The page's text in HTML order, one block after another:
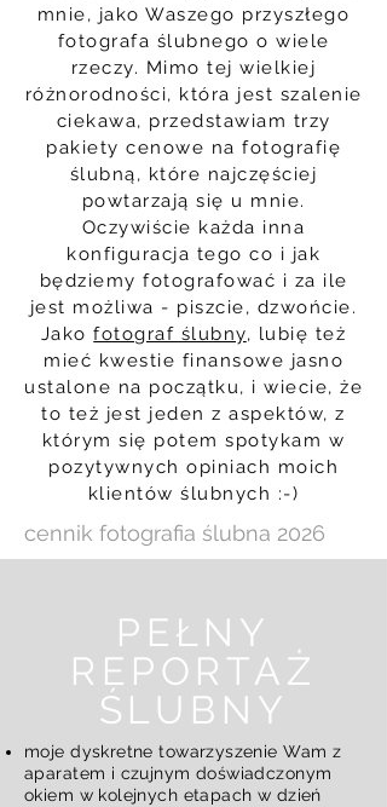
mnie, jako Waszego przyszłego
fotografa ślubnego o wiele
rzeczy. Mimo tej wielkiej
różnorodności, która jest szalenie
ciekawa, przedstawiam trzy
pakiety cenowe na fotografię
ślubną, które najczęściej
powtarzają się u mnie.
Oczywiście każda inna
konfiguracja tego co i jak
będziemy fotografować i za ile
jest możliwa - piszcie, dzwońcie.
Jakofotograf ślubny, lubię też
mieć kwestie finansowe jasno
ustalone na początku, i wiecie, że
to też jest jeden z aspektów, z
którym się potem spotykam w
pozytywnych opiniach moich
klientów ślubnych :-)
cennik fotografia ślubna 2026
PEŁNY
REPORTAŻ
ŚLUBNY
moje dyskretne towarzyszenie Wam z
aparatem i czujnym doświadczonym
okiem w kolejnych etapach w dzień